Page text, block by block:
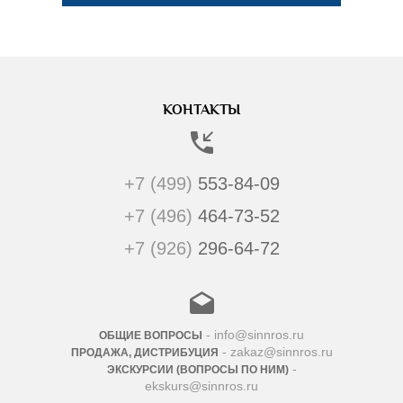
КОНТАКТЫ
+7 (499) 553-84-09
+7 (496) 464-73-52
+7 (926) 296-64-72
ОБЩИЕ ВОПРОСЫ - info@sinnros.ru
ПРОДАЖА, ДИСТРИБУЦИЯ - zakaz@sinnros.ru
ЭКСКУРСИИ (ВОПРОСЫ ПО НИМ)-
ekskurs@sinnros.ru